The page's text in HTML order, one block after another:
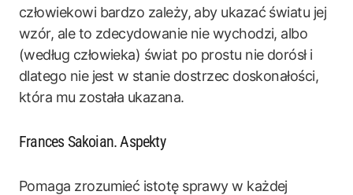
człowiekowi bardzo zależy, aby ukazać światu jej
wzór, ale to zdecydowanie nie wychodzi, albo
(według człowieka) świat po prostu nie dorósł i
dlatego nie jest w stanie dostrzec doskonałości,
która mu została ukazana.
Frances Sakoian. Aspekty
Pomaga zrozumieć istotę sprawy w każdej